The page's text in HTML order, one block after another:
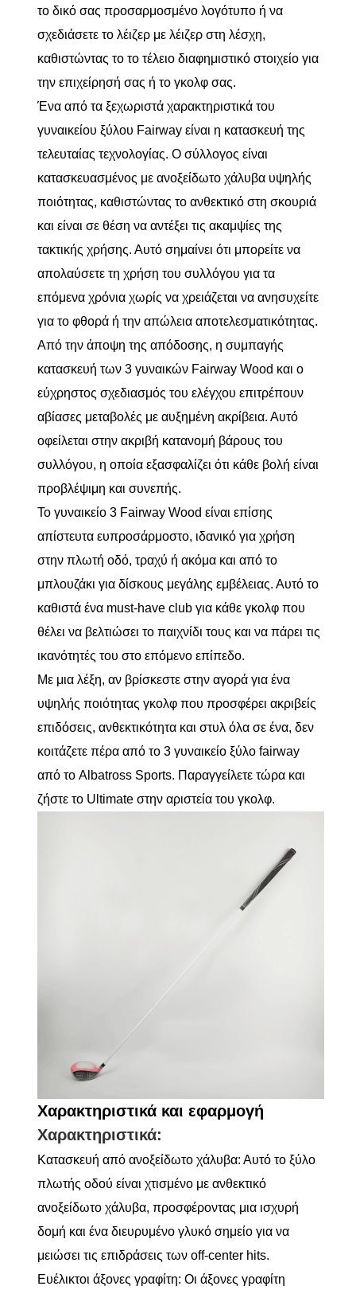
το δικό σας προσαρμοσμένο λογότυπο ή να
σχεδιάσετε το λέιζερ με λέιζερ στη λέσχη,
καθιστώντας το το τέλειο διαφημιστικό στοιχείο για
την επιχείρησή σας ή το γκολφ σας.
Ένα από τα ξεχωριστά χαρακτηριστικά του
γυναικείου ξύλου Fairway είναι η κατασκευή της
τελευταίας τεχνολογίας. Ο σύλλογος είναι
κατασκευασμένος με ανοξείδωτο χάλυβα υψηλής
ποιότητας, καθιστώντας το ανθεκτικό στη σκουριά
και είναι σε θέση να αντέξει τις ακαμψίες της
τακτικής χρήσης. Αυτό σημαίνει ότι μπορείτε να
απολαύσετε τη χρήση του συλλόγου για τα
επόμενα χρόνια χωρίς να χρειάζεται να ανησυχείτε
για το φθορά ή την απώλεια αποτελεσματικότητας.
Από την άποψη της απόδοσης, η συμπαγής
κατασκευή των 3 γυναικών Fairway Wood και ο
εύχρηστος σχεδιασμός του ελέγχου επιτρέπουν
αβίασες μεταβολές με αυξημένη ακρίβεια. Αυτό
οφείλεται στην ακριβή κατανομή βάρους του
συλλόγου, η οποία εξασφαλίζει ότι κάθε βολή είναι
προβλέψιμη και συνεπής.
Το γυναικείο 3 Fairway Wood είναι επίσης
απίστευτα ευπροσάρμοστο, ιδανικό για χρήση
στην πλωτή οδό, τραχύ ή ακόμα και από το
μπλουζάκι για δίσκους μεγάλης εμβέλειας. Αυτό το
καθιστά ένα must-have club για κάθε γκολφ που
θέλει να βελτιώσει το παιχνίδι τους και να πάρει τις
ικανότητές του στο επόμενο επίπεδο.
Με μια λέξη, αν βρίσκεστε στην αγορά για ένα
υψηλής ποιότητας γκολφ που προσφέρει ακριβείς
επιδόσεις, ανθεκτικότητα και στυλ όλα σε ένα, δεν
κοιτάζετε πέρα ​​από το 3 γυναικείο ξύλο fairway
από το Albatross Sports. Παραγγείλετε τώρα και
ζήστε το Ultimate στην αριστεία του γκολφ.
Χαρακτηριστικά και εφαρμογή
Χαρακτηριστικά:
Κατασκευή από ανοξείδωτο χάλυβα: Αυτό το ξύλο
πλωτής οδού είναι χτισμένο με ανθεκτικό
ανοξείδωτο χάλυβα, προσφέροντας μια ισχυρή
δομή και ένα διευρυμένο γλυκό σημείο για να
μειώσει τις επιδράσεις των off-center hits.
Ευέλικτοι άξονες γραφίτη: Οι άξονες γραφίτη